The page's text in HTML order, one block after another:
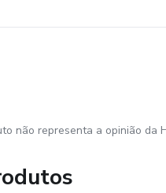
não representa a opinião da